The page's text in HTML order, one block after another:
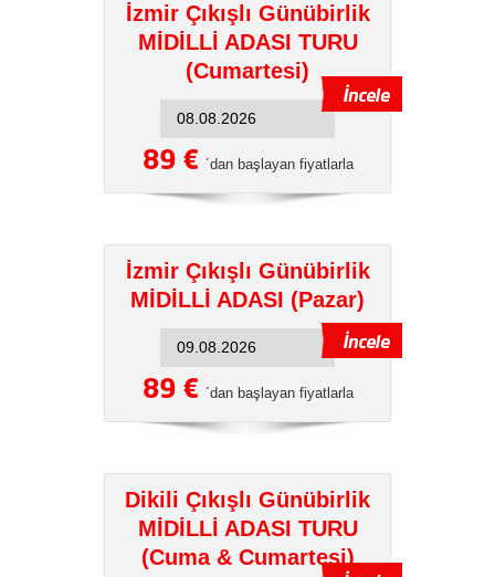
İzmir Çıkışlı Günübirlik
MİDİLLİ ADASI TURU
(Cumartesi)
89 € ´dan başlayan fiyatlarla
İzmir Çıkışlı Günübirlik
MİDİLLİ ADASI (Pazar)
89 € ´dan başlayan fiyatlarla
Dikili Çıkışlı Günübirlik
MİDİLLİ ADASI TURU
(Cuma & Cumartesi)